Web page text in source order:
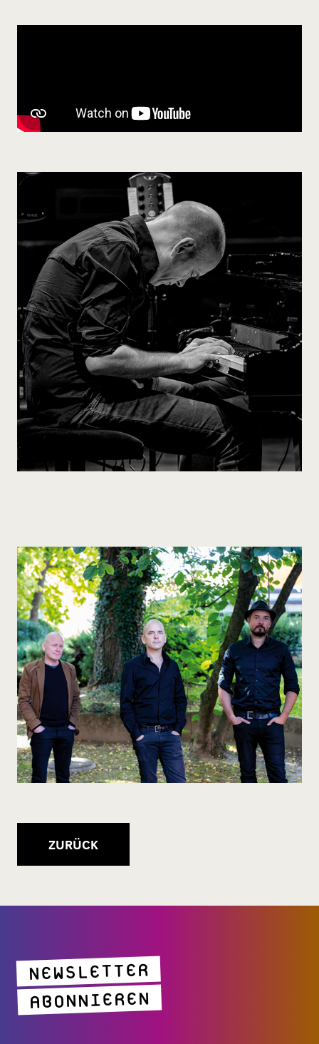
ZURÜCK
NEWSLETTER
ABONNIEREN